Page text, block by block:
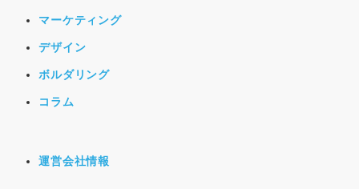
マーケティング
デザイン
ボルダリング
コラム
運営会社情報